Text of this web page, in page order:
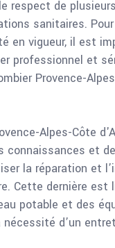
respect de
sanitaires.
en vigueur, il est
professionnel et
Provence-
Alpes-Côte
connaissances et
la réparation et
Cette dernière est
potable et des
nécessité d’un